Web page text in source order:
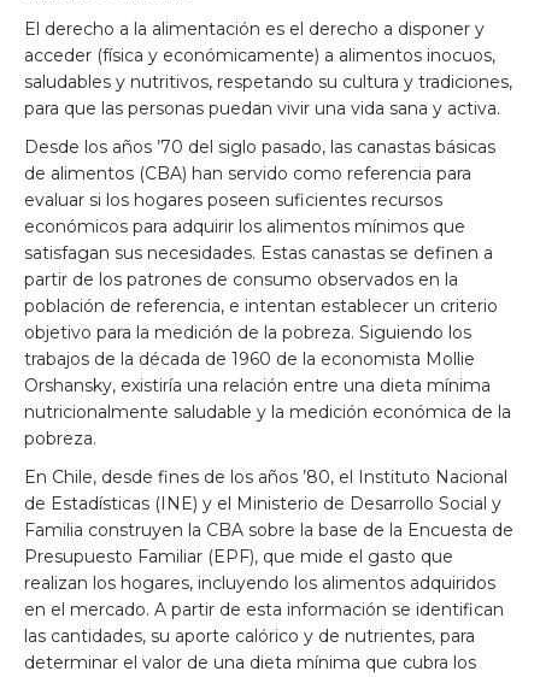
El derecho a la alimentación es el derecho a disponer y
acceder (física y económicamente) a alimentos inocuos,
saludables y nutritivos, respetando su cultura y tradiciones,
para que las personas puedan vivir una vida sana y activa.
Desde los años ’70 del siglo pasado, las canastas básicas
de alimentos (CBA) han servido como referencia para
evaluar si los hogares poseen suficientes recursos
económicos para adquirir los alimentos mínimos que
satisfagan sus necesidades. Estas canastas se definen a
partir de los patrones de consumo observados en la
población de referencia, e intentan establecer un criterio
objetivo para la medición de la pobreza. Siguiendo los
trabajos de la década de 1960 de la economista Mollie
Orshansky, existiría una relación entre una dieta mínima
nutricionalmente saludable y la medición económica de la
pobreza.
En Chile, desde fines de los años ’80, el Instituto Nacional
de Estadísticas (INE) y el Ministerio de Desarrollo Social y
Familia construyen la CBA sobre la base de la Encuesta de
Presupuesto Familiar (EPF), que mide el gasto que
realizan los hogares, incluyendo los alimentos adquiridos
en el mercado. A partir de esta información se identifican
las cantidades, su aporte calórico y de nutrientes, para
determinar el valor de una dieta mínima que cubra los